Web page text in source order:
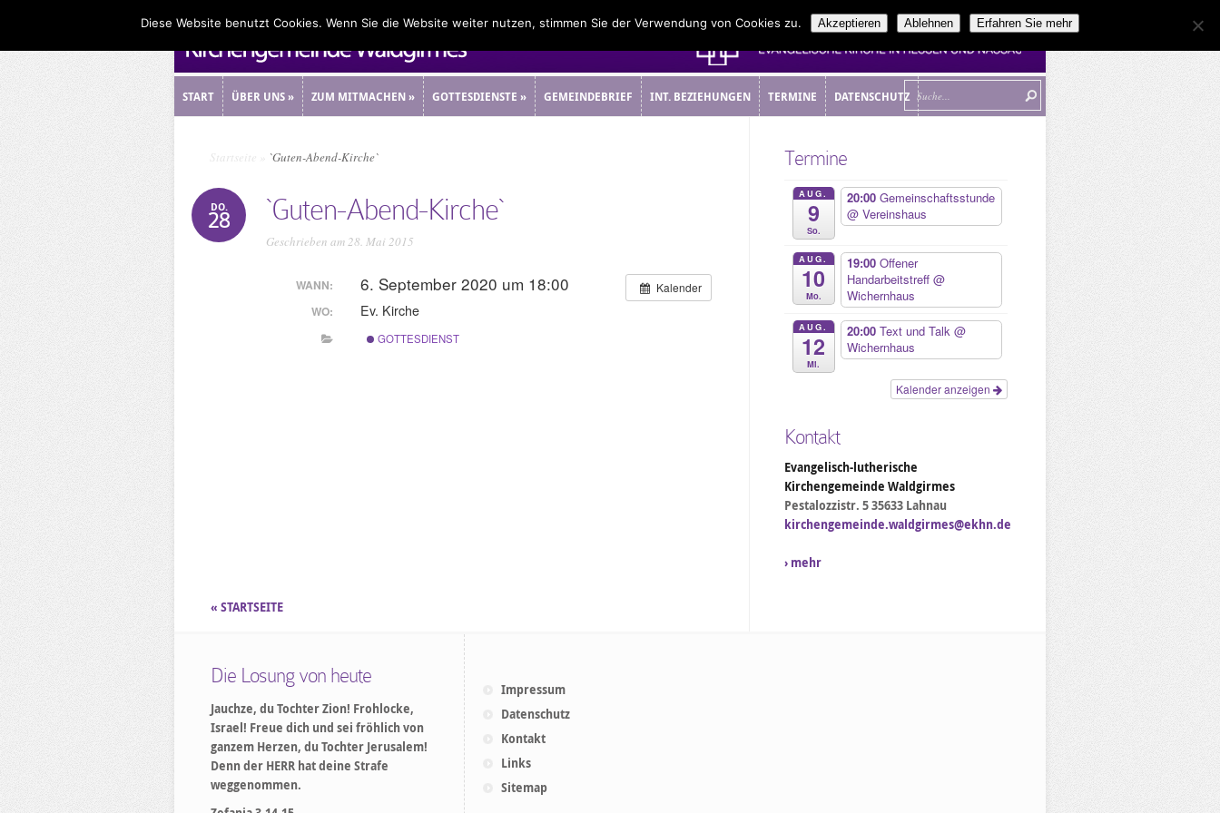
START ÜBER UNS» ZUM MITMACHEN» GOTTESDIENSTE » GEMEINDEBRIEF INT. BEZIEHUNGEN TERMINE DATENSCHUTZ
Startseite `Guten-Abend-Kirche`
DO.
28 `Guten-Abend-Kirche`
Geschrieben am 28. Mai 2015
Kalender
WANN: 6. September 2020 um 18:00
WO: Ev. Kirche
GOTTESDIENST
Termine
AUG.
9
So.
20:00 Gemeinschaftsstunde
@ Vereinshaus
AUG.
10
Mo.
19:00 Offener
Handarbeitstreff @
Wichernhaus
AUG.
12
Mi.
20:00 Text und Talk @
Wichernhaus
Kalender anzeigen
Kontakt
Evangelisch-lutherische
Kirchengemeinde Waldgirmes
Pestalozzistr. 5 35633 Lahnau
kirchengemeinde.waldgirmes@ekhn.de
› mehr
« STARTSEITE
Die Losung von heute
Jauchze, du Tochter Zion! Frohlocke,
Israel! Freue dich und sei fröhlich von
ganzem Herzen, du Tochter Jerusalem!
Denn der HERR hat deine Strafe
weggenommen.
Impressum
Datenschutz
Kontakt
Links
Sitemap
Diese Website benutzt Cookies. Wenn Sie die Website weiter nutzen, stimmen Sie der Verwendung von Cookies zu. Akzeptieren Ablehnen Erfahren Sie mehr